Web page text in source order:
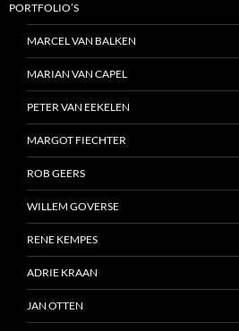
PORTFOLIO’S
MARCEL VAN BALKEN
MARIAN VAN CAPEL
PETER VAN EEKELEN
MARGOT FIECHTER
ROB GEERS
WILLEM GOVERSE
RENE KEMPES
ADRIE KRAAN
JAN OTTEN